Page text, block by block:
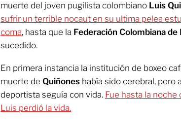
muerte del joven pugilista colombiano Luis
sufrir un terrible nocaut en su ultima pelea
coma, hasta que la Federación Colombiana de
sucedido.
En primera instancia la institución de boxeo
muerte de Quiñones había sido cerebral, pero
deportista seguía con vida. Fue hasta la
Luis perdió la vida.